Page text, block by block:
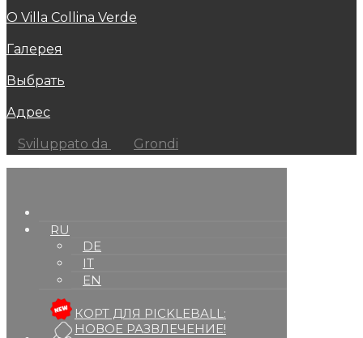
О Villa Collina Verde
Галерея
Выбрать
Адрес
Sviluppato da Grondi
RU
DE
IT
EN
КОРТ ДЛЯ PICKLEBALL:
НОВОЕ РАЗВЛЕЧЕНИЕ!